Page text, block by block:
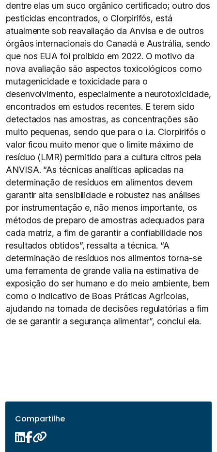
dentre elas um suco orgânico certificado; outro dos
pesticidas encontrados, o Clorpirifós, está
atualmente sob reavaliação da Anvisa e de outros
órgãos internacionais do Canadá e Austrália, sendo
que nos EUA foi proibido em 2022. O motivo da
nova avaliação são aspectos toxicológicos como
mutagenicidade e toxicidade para o
desenvolvimento, especialmente a neurotoxicidade,
encontrados em estudos recentes. E terem sido
detectados nas amostras, as concentrações são
muito pequenas, sendo que para o i.a. Clorpirifós o
valor ficou muito menor que o limite máximo de
resíduo (LMR) permitido para a cultura citros pela
ANVISA. “As técnicas analíticas aplicadas na
determinação de resíduos em alimentos devem
garantir alta sensibilidade e robustez nas análises
por instrumentação e, não menos importante, os
métodos de preparo de amostras adequados para
cada matriz, a fim de garantir a confiabilidade nos
resultados obtidos”, ressalta a técnica. “A
determinação de resíduos nos alimentos torna-se
uma ferramenta de grande valia na estimativa de
exposição do ser humano e do meio ambiente, bem
como o indicativo de Boas Práticas Agrícolas,
ajudando na tomada de decisões regulatórias a fim
de se garantir a segurança alimentar”, conclui ela.
Compartilhe